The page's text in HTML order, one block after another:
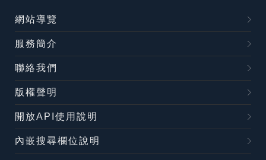
網站導覽
服務簡介
聯絡我們
版權聲明
開放API使用說明
內嵌搜尋欄位說明